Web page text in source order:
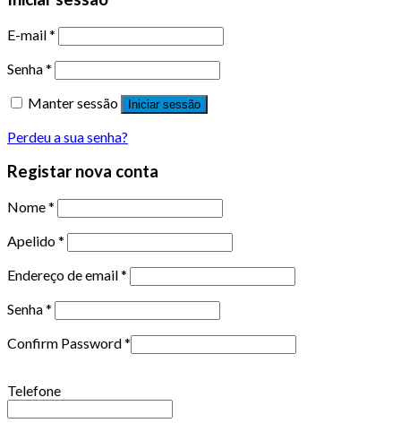
E-mail*
Senha*
Manter sessão
Iniciar sessão
Perdeu a sua senha?
Registar nova conta
Nome*
Apelido*
Endereço de email*
Senha*
Confirm Password*
Telefone